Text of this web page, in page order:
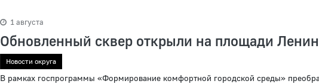
1 августа
Обновленный сквер открыли на площади
Новости округа
В рамках госпрограммы «Формирование комфортной городской среды»